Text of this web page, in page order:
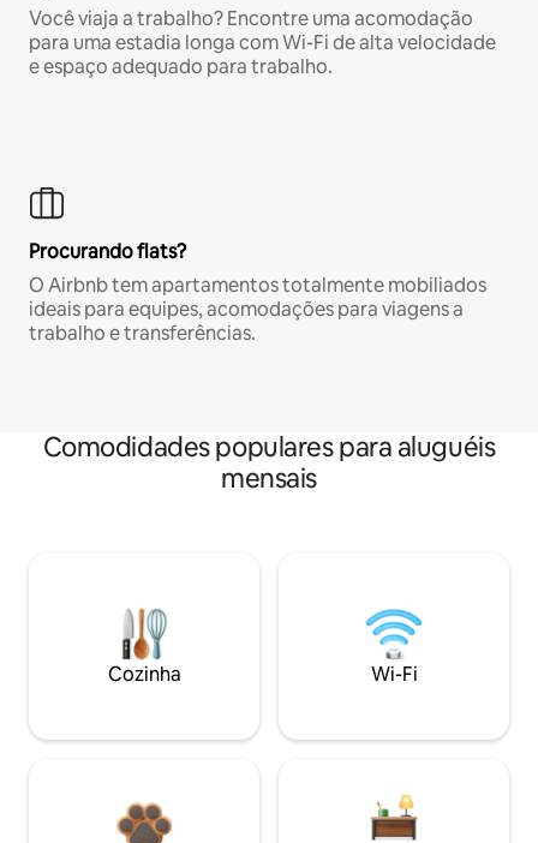
Você viaja a trabalho? Encontre uma acomodação
para uma estadia longa com Wi-Fi de alta velocidade
e espaço adequado para trabalho.
Procurando flats?
O Airbnb tem apartamentos totalmente mobiliados
ideais para equipes, acomodações para viagens a
trabalho e transferências.
Comodidades populares para aluguéis
mensais
Cozinha Wi-Fi